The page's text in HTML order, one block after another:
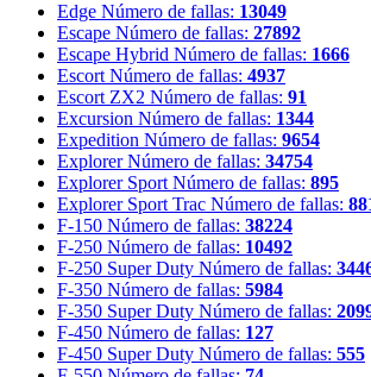
Edge Número de fallas: 13049
Escape Número de fallas: 27892
Escape Hybrid Número de fallas: 1666
Escort Número de fallas: 4937
Escort ZX2 Número de fallas: 91
Excursion Número de fallas: 1344
Expedition Número de fallas: 9654
Explorer Número de fallas: 34754
Explorer Sport Número de fallas: 895
Explorer Sport Trac Número de fallas:
F-150 Número de fallas: 38224
F-250 Número de fallas: 10492
F-250 Super Duty Número de fallas:
F-350 Número de fallas: 5984
F-350 Super Duty Número de fallas:
F-450 Número de fallas: 127
F-450 Super Duty Número de fallas: 555